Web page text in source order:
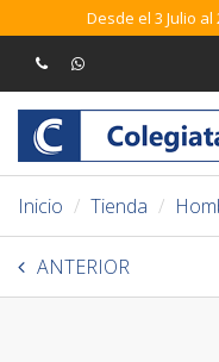
Desde el 3 Julio
Inicio Tienda
ANTERIOR